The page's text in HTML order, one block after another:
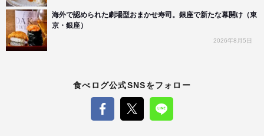
海外で認められた劇場型おまかせ寿司。銀座で新たな幕開け（東
京・銀座）
2026年8月5日
食べログ公式SNSをフォロー